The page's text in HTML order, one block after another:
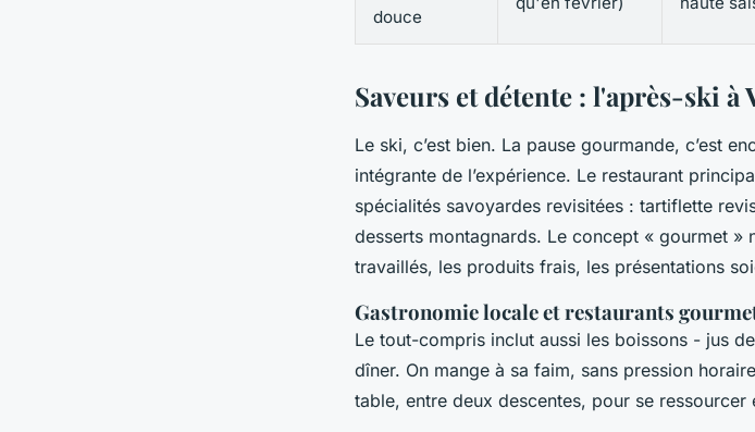
douce
Saveurs et détente : l'après-ski à
Le ski, c’est bien. La pause gourmande, c’est
intégrante de l’expérience. Le restaurant
spécialités savoyardes revisitées : tartiflette
desserts montagnards. Le concept « gourmet »
travaillés, les produits frais, les présentations
Gastronomie locale et restaurants
Le tout-compris inclut aussi les boissons - jus
dîner. On mange à sa faim, sans pression
table, entre deux descentes, pour se ressourcer